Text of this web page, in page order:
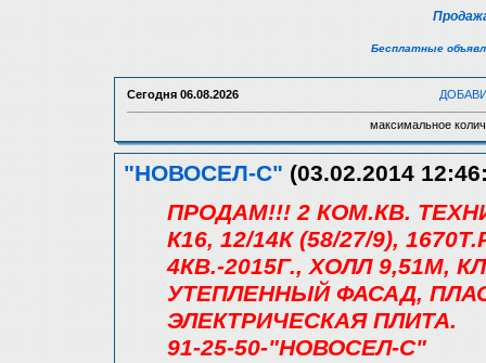
Бесплатные
Сегодня 06.08.2026
максимальное
"НОВОСЕЛ-С" (03.02.2014
ПРОДАМ!!! 2 КОМ.КВ.
К16, 12/14К (58/27/9),
4КВ.-2015Г., ХОЛЛ 9,51М,
УТЕПЛЕННЫЙ ФАСАД,
ЭЛЕКТРИЧЕСКАЯ ПЛИТА.
91-25-50-"НОВОСЕЛ-С"